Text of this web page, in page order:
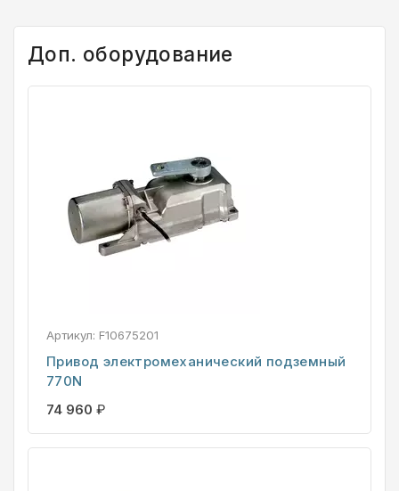
Доп. оборудование
Артикул: F10675201
Привод электромеханический подземный
770N
74 960 ₽